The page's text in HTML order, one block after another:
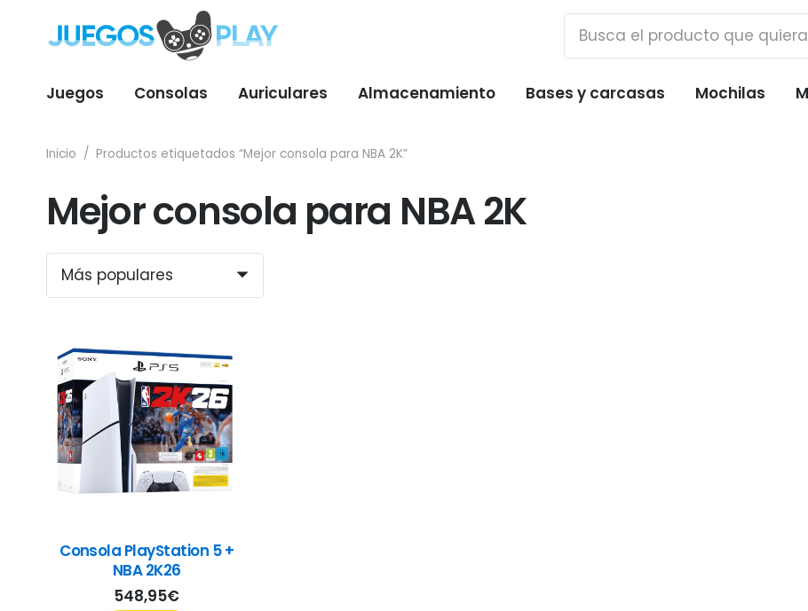
Juegos Consolas Auriculares Almacenamiento Bases y carcasas Mochilas
Inicio / Productos etiquetados “Mejor consola para NBA 2K”
Mejor consola para NBA 2K
Consola PlayStation 5 +
NBA 2K26
548,95€